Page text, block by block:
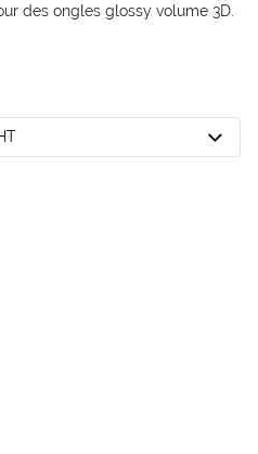
des ongles glossy volume 3D.